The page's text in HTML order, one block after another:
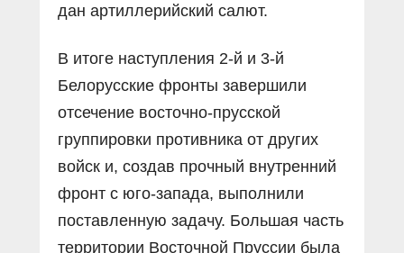
дан артиллерийский салют.
В итоге наступления 2-й и 3-й
Белорусские фронты завершили
отсечение восточно-прусской
группировки противника от других
войск и, создав прочный внутренний
фронт с юго-запада, выполнили
поставленную задачу. Большая часть
территории Восточной Пруссии была